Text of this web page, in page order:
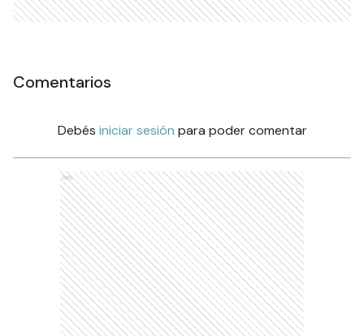
Comentarios
Debés iniciar sesión para poder comentar
Ads